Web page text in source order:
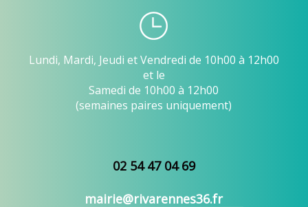
Lundi, Mardi, Jeudi et Vendredi de 10h00 à 12h00
et le
Samedi de 10h00 à 12h00
(semaines paires uniquement)
02 54 47 04 69
mairie@rivarennes36.fr